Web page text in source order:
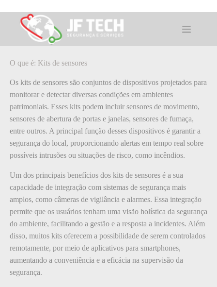
para
conteúdoO que é: Kits de sensores
O que é: Kits de sensores
Os kits de sensores são conjuntos de dispositivos projetados para
monitorar e detectar diversas condições em ambientes
patrimoniais. Esses kits podem incluir sensores de movimento,
sensores de abertura de portas e janelas, sensores de fumaça,
entre outros. A principal função desses dispositivos é garantir a
segurança do local, proporcionando alertas em tempo real sobre
possíveis intrusões ou situações de risco, como incêndios.
Um dos principais benefícios dos kits de sensores é a sua
capacidade de integração com sistemas de segurança mais
amplos, como câmeras de vigilância e alarmes. Essa integração
permite que os usuários tenham uma visão holística da segurança
do ambiente, facilitando a gestão e a resposta a incidentes. Além
disso, muitos kits oferecem a possibilidade de serem controlados
remotamente, por meio de aplicativos para smartphones,
aumentando a conveniência e a eficácia na supervisão da
segurança.